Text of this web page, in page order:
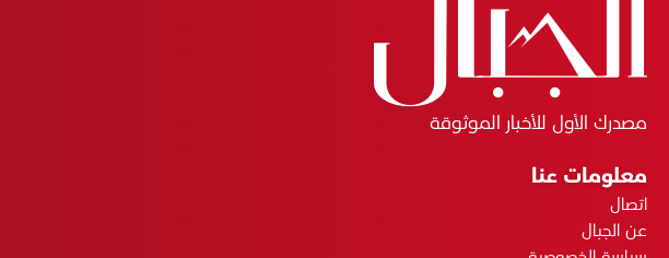
مصدرك الأول للأخبار الموثوقة
معلومات عنا
اتصال
عن الجبال